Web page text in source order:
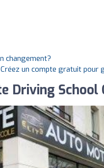
changement?
un compte gratuit pour
Driving School